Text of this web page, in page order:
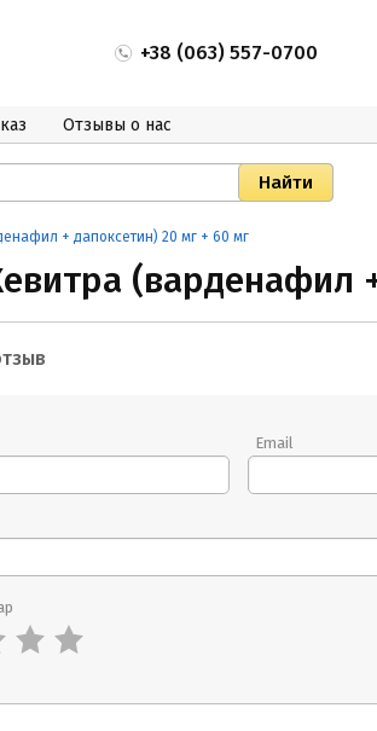
+38 (063) 557-0700
Отзывы о нас
+ дапоксетин) 20 мг + 60 мг
(варденафил
Email